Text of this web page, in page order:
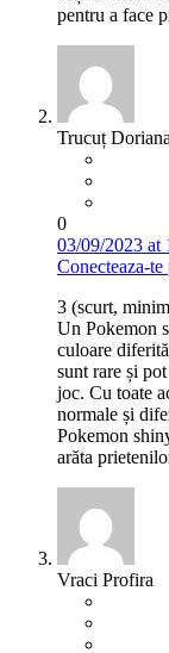
pentru a face
Trucuț Doriana
0
03/09/2023 at
Conecteaza-
3 (scurt,
Un Pokemon
culoare
sunt rare și
joc. Cu toate
normale și
Pokemon
arăta
Vraci Profira